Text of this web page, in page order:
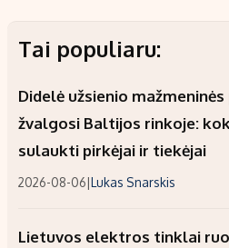
Tai populiaru:
Didelė užsienio
žvalgosi Baltijos rinkoje:
sulaukti pirkėjai ir tiekėjai
2026-08-06|Lukas Snarskis
Lietuvos elektros tinklai